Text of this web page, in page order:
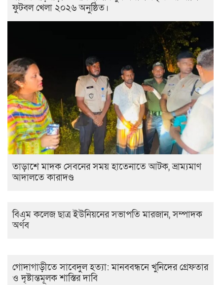
ফুটবল খেলা ২০২৬ অনুষ্ঠিত।
তাড়াশে মাদক সেবনের সময় হাতেনাতে আটক, ভ্রাম্যমাণ
আদালতে কারাদণ্ড
বিএম কলেজ ছাত্র ইউনিয়নের সভাপতি মারজান, সম্পাদক
অর্ণব
গোদাগাড়ীতে সাবেদুল হত্যা: মানববন্ধনে খুনিদের গ্রেফতার
ও দৃষ্টান্তমূলক শাস্তির দাবি